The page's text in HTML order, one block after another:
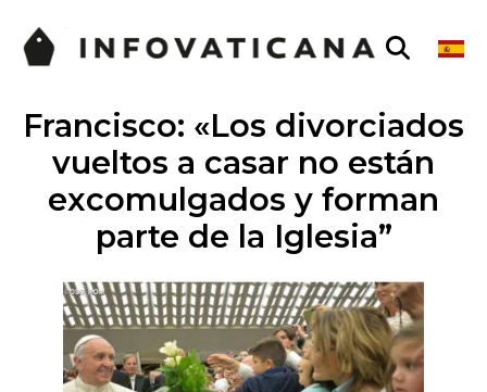
Francisco: «Los divorciados
vueltos a casar no están
excomulgados y forman
parte de la Iglesia”